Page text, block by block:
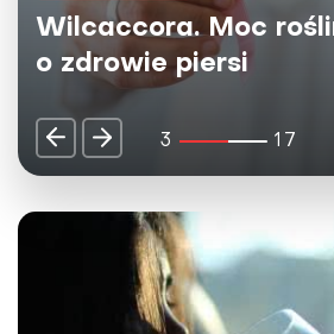
źródło dobrej energii
ciała
4 17